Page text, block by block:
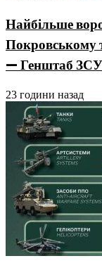
Найбільше
Покровському
— Генштаб ЗСУ
23 години назад